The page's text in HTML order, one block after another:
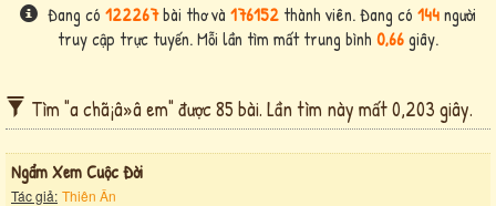
Đang có 122267bài thơ và 176152 thành viên. Đang có 144người
truy cập trực tuyến. Mỗi lần tìm mất trung bình 0,66giây.
Tìm "a chã¡â»â em" được 85 bài. Lần tìm này mất 0,203 giây.
Ngẩm Xem Cuộc Đời
Tác giả: Thiên Ân